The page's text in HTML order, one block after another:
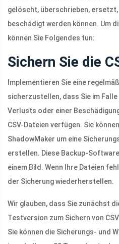
gelöscht, überschrieben,
beschädigt werden können. Um
können Sie Folgendes tun:
Sichern Sie die
Implementieren Sie eine
sicherzustellen, dass Sie im
Verlusts oder einer
CSV-Dateien verfügen. Sie
ShadowMaker um eine
erstellen. Diese Backup-
einem Bild. Wenn Ihre Dateien
der Sicherung wiederherstellen.
Wir glauben, dass Sie zunächst
Testversion zum Sichern von
Sie können die Sicherungs- und